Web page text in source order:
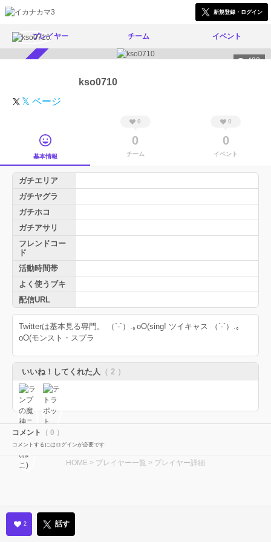
新規登録・ログイン
プレイヤー チーム イベント
432
kso0710
𝕏 ページ
基本情報
0
0
チーム
0
0
イベント
ガチエリア
ガチヤグラ
ガチホコ
ガチアサリ
フレンドコー
ド
活動時間帯
よく使うブキ
配信URL
Twitterは基本見る専門。 （´-`）.｡oO(sing! ツイキャス （´-`）.｡
oO(モンスト・スプラ
いいね！してくれた人 （ 2 ）
コメント （ 0 ）
コメントするにはログインが必要です
HOME > プレイヤー一覧 > プレイヤー詳細
2 話す